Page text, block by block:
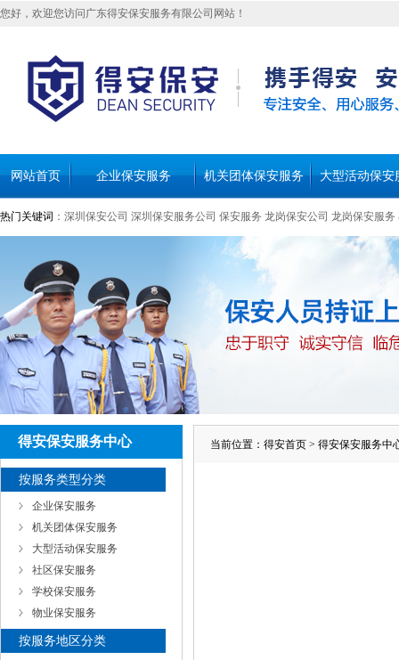
您好，欢迎您访问广东得安保安服务有限公司网站！
网站首页 企业保安服务 机关团体保安服务 大型活动保安
热门关键词 ： 深圳保安公司 深圳保安服务公司 保安服务 龙岗保安公司 龙岗保安服务
得安保安服务中心
按服务类型分类
企业保安服务
机关团体保安服务
大型活动保安服务
社区保安服务
学校保安服务
物业保安服务
按服务地区分类
当前位置： 得安首页 > 得安保安服务中